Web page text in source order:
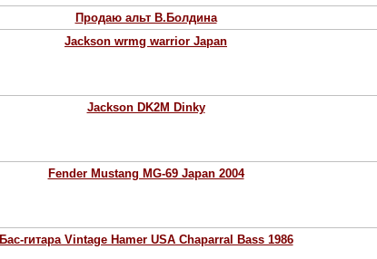
Продаю альт В.Болдина
Jackson wrmg warrior Japan
Jackson DK2M Dinky
Fender Mustang MG-69 Japan 2004
Бас-гитара Vintage Hamer USA Chaparral Bass 1986